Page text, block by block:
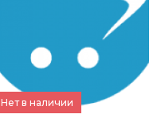
Нет в наличии